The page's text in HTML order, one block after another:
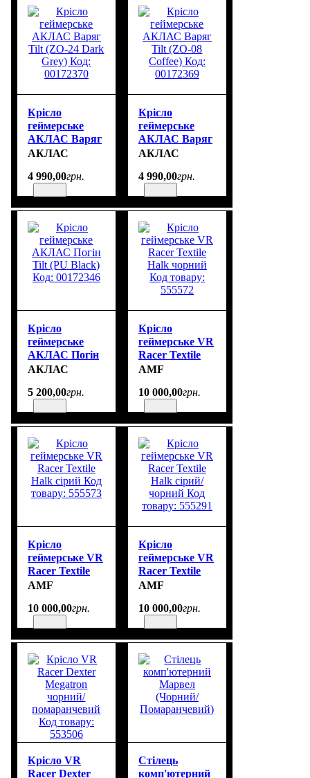
Крісло
геймерське
АКЛАС Варяг
Tilt (ZO-24
Код: 00172370
АКЛАС
4 990,00грн.
Крісло
геймерське
АКЛАС Варяг
Tilt (ZO-08
00172369
АКЛАС
4 990,00грн.
Крісло
геймерське
АКЛАС Погін
Tilt (PU Black)
АКЛАС
5 200,00грн.
Крісло
геймерське VR
Racer Textile
Halk чорний
555572
AMF
10 000,00грн.
Крісло
геймерське VR
Racer Textile
Halk сірий Код
AMF
10 000,00грн.
Крісло
геймерське VR
Racer Textile
Halk сірий/
товару: 555291
AMF
10 000,00грн.
Крісло VR
Racer Dexter
Стілець
комп'ютерний